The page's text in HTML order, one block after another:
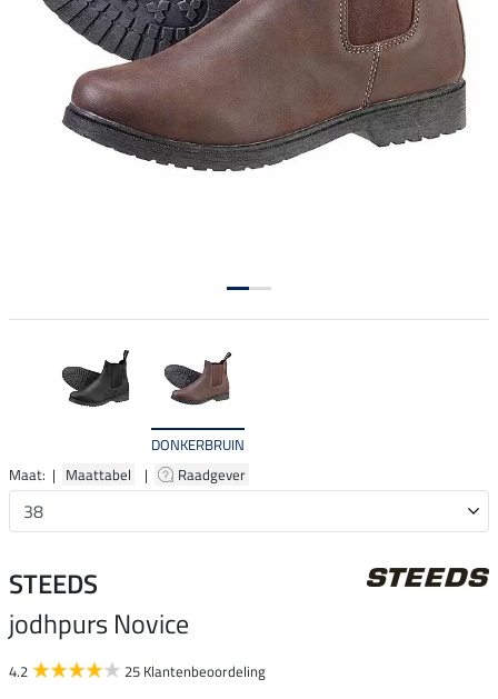
DONKERBRUIN
Maat: | Maattabel | Raadgever
STEEDS
jodhpurs Novice
4.2 25 Klantenbeoordeling